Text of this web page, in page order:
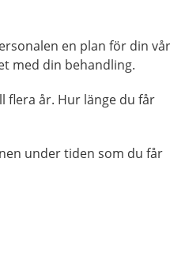
en plan för din
med din behandling.
flera år. Hur länge du får
under tiden som du får